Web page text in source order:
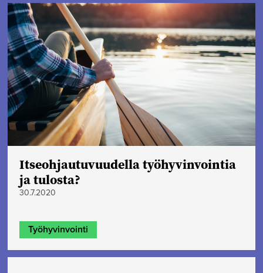
Itseohjautuvuudella työhyvinvointia
ja tulosta?
30.7.2020
Työhyvinvointi